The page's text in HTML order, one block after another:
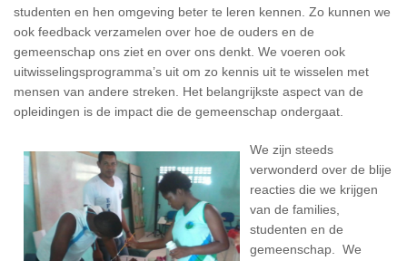
studenten en hen omgeving beter te leren kennen. Zo kunnen we
ook feedback verzamelen over hoe de ouders en de
gemeenschap ons ziet en over ons denkt. We voeren ook
uitwisselingsprogramma’s uit om zo kennis uit te wisselen met
mensen van andere streken. Het belangrijkste aspect van de
opleidingen is de impact die de gemeenschap ondergaat.
We zijn steeds
verwonderd over de blije
reacties die we krijgen
van de families,
studenten en de
gemeenschap. We